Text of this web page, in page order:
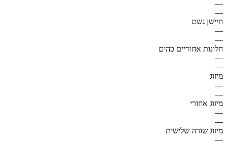
—
—
חיישן גשם
—
—
חלונות אחוריים כהים
—
—
מיזוג
—
—
מיזוג אחורי
—
—
מיזוג שורה שלישית
—